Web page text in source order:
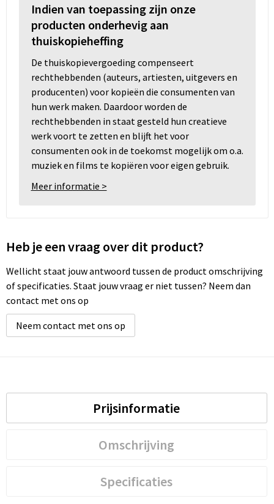
Indien van toepassing zijn onze
producten onderhevig aan
thuiskopieheffing
De thuiskopievergoeding compenseert
rechthebbenden (auteurs, artiesten, uitgevers en
producenten) voor kopieën die consumenten van
hun werk maken. Daardoor worden de
rechthebbenden in staat gesteld hun creatieve
werk voort te zetten en blijft het voor
consumenten ook in de toekomst mogelijk om o.a.
muziek en films te kopiëren voor eigen gebruik.
Meer informatie >
Heb je een vraag over dit product?
Wellicht staat jouw antwoord tussen de product omschrijving
of specificaties. Staat jouw vraag er niet tussen? Neem dan
contact met ons op
Neem contact met ons op
Prijsinformatie
Omschrijving
Specificaties